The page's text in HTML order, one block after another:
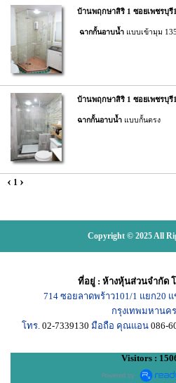
บ้านพฤกษาสิริ 1 ซอยเพชรบุ
ฉากกั้นอาบน้ำ แบบเข้ามุม
บ้านพฤกษาสิริ 1 ซอยเพชรบุ
ฉากกั้นอาบน้ำ แบบกั้นตรง
‹ 1 ›
Copyright © 2025 All
ที่อยู่ : ห้างหุ้นส่วนจำกัด
714 ซอยลาดพร้าว101/1 แยก20 แ
กรุงเทพมหานคร
โทร. 02-7339130 มือถือ คุณแอน 086-
Visitors :